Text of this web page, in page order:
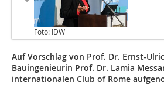
Foto: IDW
Auf Vorschlag von Prof. Dr. Ernst-
Bauingenieurin Prof. Dr. Lamia
internationalen Club of Rome